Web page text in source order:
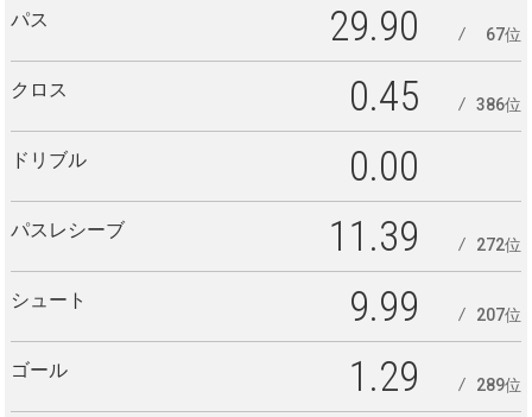
パス 29.90 67位
クロス 0.45 386位
ドリブル 0.00
パスレシーブ 11.39 272位
シュート 9.99 207位
ゴール 1.29 289位